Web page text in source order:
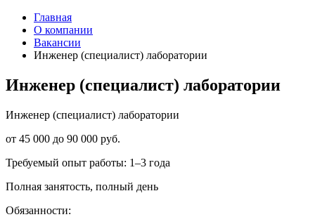
Главная
О компании
Вакансии
Инженер (специалист) лаборатории
Инженер (специалист) лаборатории
Инженер (специалист) лаборатории
от 45 000 до 90 000 руб.
Требуемый опыт работы: 1–3 года
Полная занятость, полный день
Обязанности: